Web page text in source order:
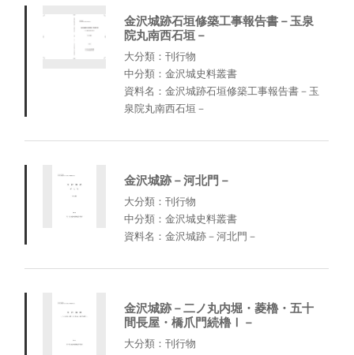
金沢城跡石垣修築工事報告書－玉泉
院丸南西石垣－
大分類：刊行物
中分類：金沢城史料叢書
資料名：金沢城跡石垣修築工事報告書－玉
泉院丸南西石垣－
金沢城跡－河北門－
大分類：刊行物
中分類：金沢城史料叢書
資料名：金沢城跡－河北門－
金沢城跡－二ノ丸内堀・菱櫓・五十
間長屋・橋爪門続櫓Ⅰ－
大分類：刊行物